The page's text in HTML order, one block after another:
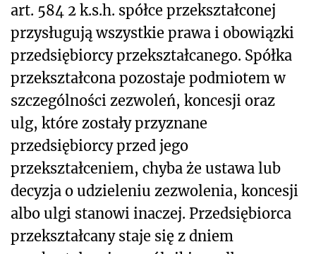
art. 584 2 k.s.h. spółce przekształconej
przysługują wszystkie prawa i obowiązki
przedsiębiorcy przekształcanego. Spółka
przekształcona pozostaje podmiotem w
szczególności zezwoleń, koncesji oraz
ulg, które zostały przyznane
przedsiębiorcy przed jego
przekształceniem, chyba że ustawa lub
decyzja o udzieleniu zezwolenia, koncesji
albo ulgi stanowi inaczej. Przedsiębiorca
przekształcany staje się z dniem